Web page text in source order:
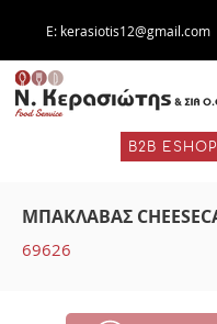
E: kerasiotis12@gmail.com
B2B ESHOP
ΜΠΑΚΛΑΒΑΣ
69626